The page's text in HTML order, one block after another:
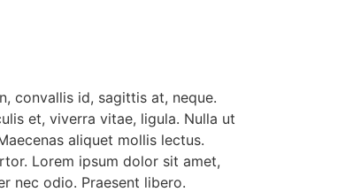
convallis id, sagittis at, neque.
et, viverra vitae, ligula. Nulla ut
aliquet mollis lectus.
Lorem ipsum dolor sit amet,
nec odio. Praesent libero.